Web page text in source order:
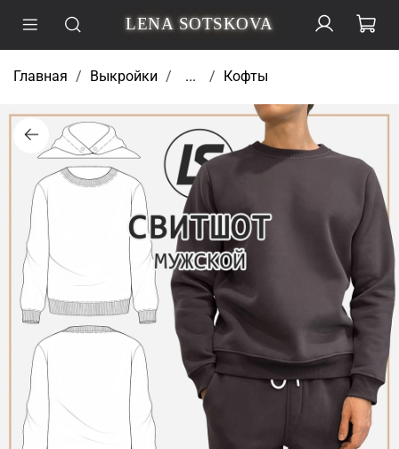
LENA SOTSKOVA
Главная Выкройки ... Кофты